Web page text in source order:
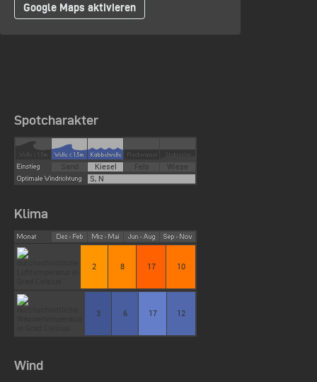
Google Maps aktivieren
Spotcharakter
Sand Kiesel Fels
Wiese
S, N
Klima
2 8 17 10
3 6 17 12
Wind